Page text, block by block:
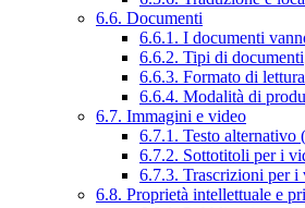
6.6. Documenti
6.6.1. I documenti
6.6.2. Tipi di documenti
6.6.3. Formato di
6.6.4. Modalità di
6.7. Immagini e video
6.7.1. Testo alternativo
6.7.2. Sottotitoli per i
6.7.3. Trascrizioni per i
6.8. Proprietà intellettuale e